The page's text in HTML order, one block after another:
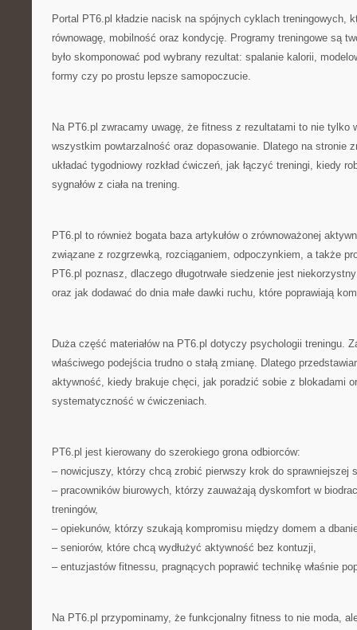
Portal PT6.pl kładzie nacisk na spójnych cyklach treningowych,
równowagę, mobilność oraz kondycję. Programy treningowe są
było skomponować pod wybrany rezultat: spalanie kalorii,
formy czy po prostu lepsze samopoczucie.
Na PT6.pl zwracamy uwagę, że fitness z rezultatami to nie tylko
wszystkim powtarzalność oraz dopasowanie. Dlatego na stronie
układać tygodniowy rozkład ćwiczeń, jak łączyć treningi, kiedy
sygnałów z ciała na trening.
PT6.pl to również bogata baza artykułów o zrównoważonej
związane z rozgrzewką, rozciąganiem, odpoczynkiem, a także
PT6.pl poznasz, dlaczego długotrwałe siedzenie jest
oraz jak dodawać do dnia małe dawki ruchu, które poprawiają
Duża część materiałów na PT6.pl dotyczy psychologii treningu.
właściwego podejścia trudno o stałą zmianę. Dlatego
aktywność, kiedy brakuje chęci, jak poradzić sobie z blokadami
systematyczność w ćwiczeniach.
PT6.pl jest kierowany do szerokiego grona odbiorców:
– nowicjuszy, którzy chcą zrobić pierwszy krok do sprawniejszej
– pracowników biurowych, którzy zauważają dyskomfort w
treningów,
– opiekunów, którzy szukają kompromisu między domem a
– seniorów, które chcą wydłużyć aktywność bez kontuzji,
– entuzjastów fitnessu, pragnących poprawić technikę właśnie
Na PT6.pl przypominamy, że funkcjonalny fitness to nie moda,